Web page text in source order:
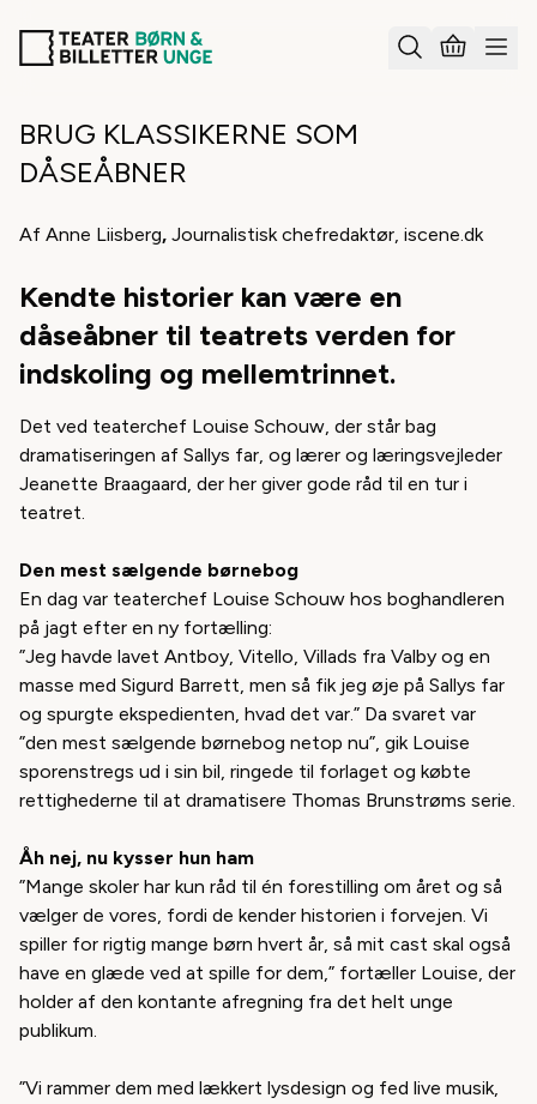
BRUG KLASSIKERNE SOM
DÅSEÅBNER
Af Anne Liisberg, Journalistisk chefredaktør, iscene.dk
Kendte historier kan være en
dåseåbner til teatrets verden for
indskoling og mellemtrinnet.
Det ved teaterchef Louise Schouw, der står bag
dramatiseringen af Sallys far, og lærer og læringsvejleder
Jeanette Braagaard, der her giver gode råd til en tur i
teatret.
Den mest sælgende børnebog
En dag var teaterchef Louise Schouw hos boghandleren
på jagt efter en ny fortælling:
”Jeg havde lavet Antboy, Vitello, Villads fra Valby og en
masse med Sigurd Barrett, men så fik jeg øje på Sallys far
og spurgte ekspedienten, hvad det var.” Da svaret var
”den mest sælgende børnebog netop nu”, gik Louise
sporenstregs ud i sin bil, ringede til forlaget og købte
rettighederne til at dramatisere Thomas Brunstrøms serie.
Åh nej, nu kysser hun ham
”Mange skoler har kun råd til én forestilling om året og så
vælger de vores, fordi de kender historien i forvejen. Vi
spiller for rigtig mange børn hvert år, så mit cast skal også
have en glæde ved at spille for dem,” fortæller Louise, der
holder af den kontante afregning fra det helt unge
publikum.
”Vi rammer dem med lækkert lysdesign og fed live musik,